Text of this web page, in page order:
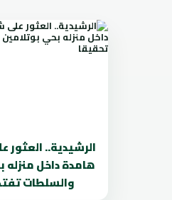
الرشيدية..
هامدة داخل منزله
والسلطات